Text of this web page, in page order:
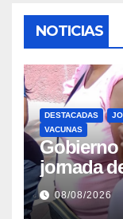
NOTICIAS
DESTACADAS
VACUNAS
Gobierno
jornada
Guaira
08/08/2026